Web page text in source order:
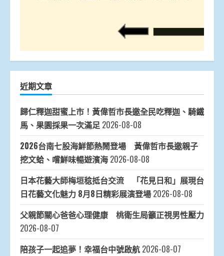
近期文章
歸仁釋迦甜蜜上市！黃偉哲市長邀全民吃釋迦、騎鐵
馬、果園採果一次滿足 2026-08-08
2026台南七股海鮮節熱鬧登場 黃偉哲市長邀親子
挖文蛤、嚐鮮味暢遊濱海 2026-08-08
日本花藝大師梅垣稔抵台交流 「花見日和」展現台
日花藝文化魅力 8月8日精彩展演登場 2026-08-08
父親節關心爸爸心理健康 桃衛生局籲正視男性壓力
2026-08-07
陪孩子一起追夢！幸福台中號啟航 2026-08-07